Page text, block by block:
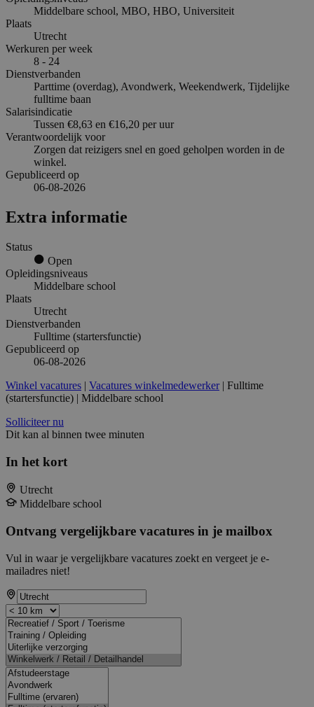
Middelbare school, MBO, HBO, Universiteit
Plaats
Utrecht
Werkuren per week
8 - 24
Dienstverbanden
Parttime (overdag), Avondwerk, Weekendwerk, Tijdelijke
fulltime baan
Salarisindicatie
Tussen €8,63 en €16,20 per uur
Verantwoordelijk voor
Zorgen dat reizigers snel en goed geholpen worden in de
winkel.
Gepubliceerd op
06-08-2026
Extra informatie
Status
Open
Opleidingsniveaus
Middelbare school
Plaats
Utrecht
Dienstverbanden
Fulltime (startersfunctie)
Gepubliceerd op
06-08-2026
Winkel vacatures | Vacatures winkelmedewerker| Fulltime
(startersfunctie) | Middelbare school
Solliciteer nu
Dit kan al binnen twee minuten
In het kort
Utrecht
Middelbare school
Ontvang vergelijkbare vacatures in je mailbox
Vul in waar je vergelijkbare vacatures zoekt en vergeet je e-
mailadres niet!